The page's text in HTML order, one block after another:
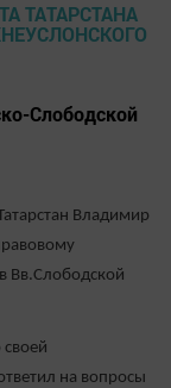
Слободской
Владимир
Вв.Слободской
на вопросы